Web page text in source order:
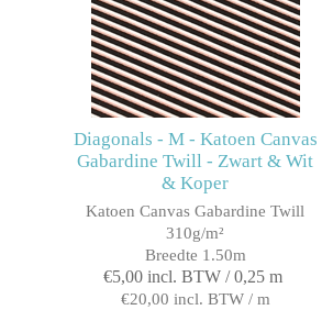
Diagonals - M - Katoen Canvas
Gabardine Twill - Zwart & Wit
& Koper
Katoen Canvas Gabardine Twill
310g/m²
Breedte 1.50m
€5,00 incl. BTW / 0,25 m
€20,00 incl. BTW / m